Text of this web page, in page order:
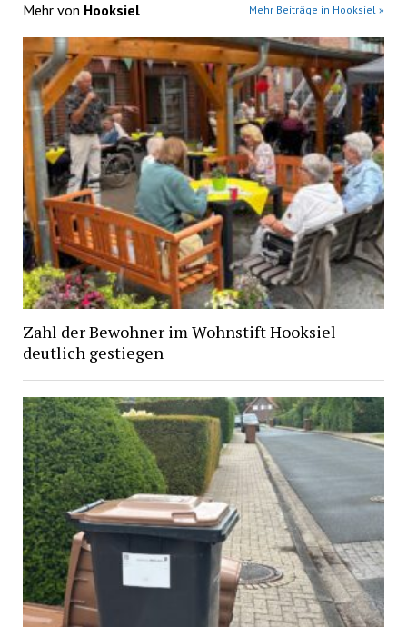
Mehr von Hooksiel Mehr Beiträge in Hooksiel »
Zahl der Bewohner im Wohnstift Hooksiel
deutlich gestiegen